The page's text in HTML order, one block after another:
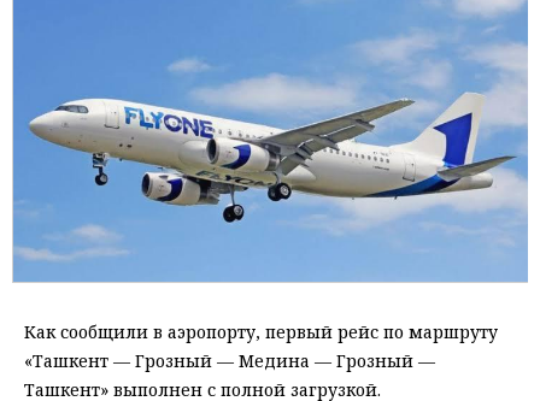
Как сообщили в аэропорту, первый рейс по маршруту
«Ташкент — Грозный — Медина — Грозный —
Ташкент» выполнен с полной загрузкой.